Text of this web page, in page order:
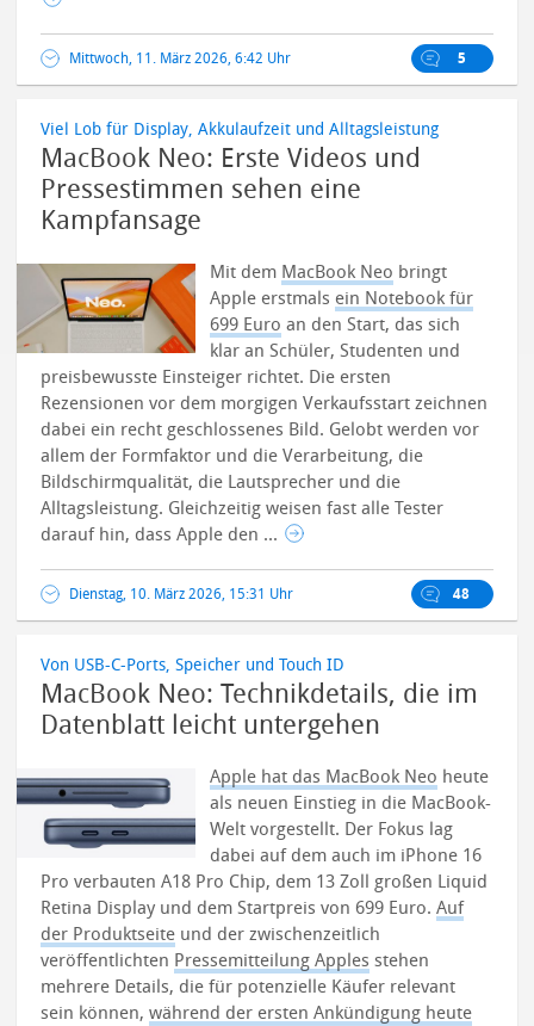
Mittwoch, 11. März 2026, 6:42 Uhr 5
Viel Lob für Display, Akkulaufzeit und Alltagsleistung
MacBook Neo: Erste Videos und
Pressestimmen sehen eine
Kampfansage
Mit dem MacBook Neo bringt
Apple erstmals ein Notebook für
699 Euro an den Start, das sich
klar an Schüler, Studenten und
preisbewusste Einsteiger richtet. Die ersten
Rezensionen vor dem morgigen Verkaufsstart zeichnen
dabei ein recht geschlossenes Bild. Gelobt werden vor
allem der Formfaktor und die Verarbeitung, die
Bildschirmqualität, die Lautsprecher und die
Alltagsleistung. Gleichzeitig weisen fast alle Tester
darauf hin, dass Apple den ...
Dienstag, 10. März 2026, 15:31 Uhr 48
Von USB-C-Ports, Speicher und Touch ID
MacBook Neo: Technikdetails, die im
Datenblatt leicht untergehen
Apple hat das MacBook Neo heute
als neuen Einstieg in die MacBook-
Welt vorgestellt. Der Fokus lag
dabei auf dem auch im iPhone 16
Pro verbauten A18 Pro Chip, dem 13 Zoll großen Liquid
Retina Display und dem Startpreis von 699 Euro.Auf
der Produktseite und der zwischenzeitlich
veröffentlichten Pressemitteilung Apples stehen
mehrere Details, die für potenzielle Käufer relevant
sein können,während der ersten Ankündigung heute